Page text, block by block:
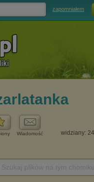
zapomniałem
Wiadomość widziany: